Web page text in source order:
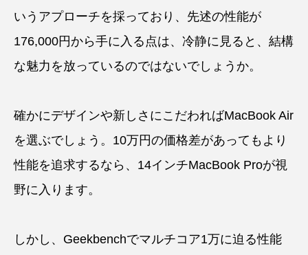
いうアプローチを採っており、先述の性能が
176,000円から手に入る点は、冷静に見ると、結構
な魅力を放っているのではないでしょうか。
確かにデザインや新しさにこだわればMacBook Air
を選ぶでしょう。10万円の価格差があってもより
性能を追求するなら、14インチMacBook Proが視
野に入ります。
しかし、Geekbenchでマルチコア1万に迫る性能